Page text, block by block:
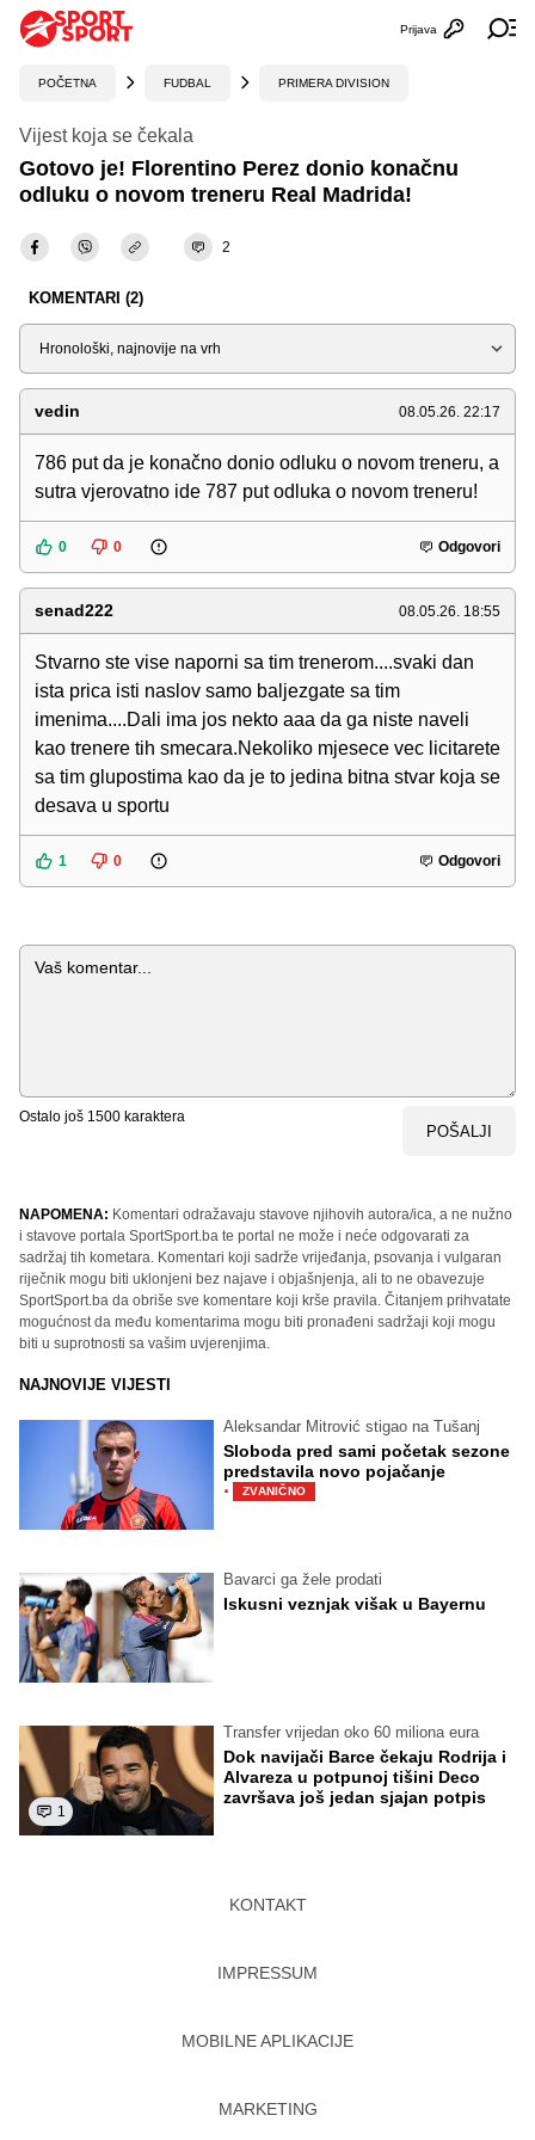
Otvori
Prijava
POČETNA FUDBAL PRIMERA DIVISION
Vijest koja se čekala
Gotovo je! Florentino Perez donio konačnu
odluku o novom treneru Real Madrida!
2
KOMENTARI (2)
Sortiraj
vedin 08.05.26. 22:17
786 put da je konačno donio odluku o novom treneru, a
sutra vjerovatno ide 787 put odluka o novom treneru!
0 0 Odgovori
senad222 08.05.26. 18:55
Stvarno ste vise naporni sa tim trenerom....svaki dan
ista prica isti naslov samo baljezgate sa tim
imenima....Dali ima jos nekto aaa da ga niste naveli
kao trenere tih smecara.Nekoliko mjesece vec licitarete
sa tim glupostima kao da je to jedina bitna stvar koja se
desava u sportu
1 0 Odgovori
Komentar
Ostalo još 1500 karaktera
POŠALJI
NAPOMENA: Komentari odražavaju stavove njihovih autora/ica, a ne nužno
i stavove portala SportSport.ba te portal ne može i neće odgovarati za
sadržaj tih kometara. Komentari koji sadrže vrijeđanja, psovanja i vulgaran
riječnik mogu biti uklonjeni bez najave i objašnjenja, ali to ne obavezuje
SportSport.ba da obriše sve komentare koji krše pravila. Čitanjem prihvatate
mogućnost da među komentarima mogu biti pronađeni sadržaji koji mogu
biti u suprotnosti sa vašim uvjerenjima.
NAJNOVIJE VIJESTI
Aleksandar Mitrović stigao na Tušanj
Sloboda pred sami početak sezone
predstavila novo pojačanje
· ZVANIČNO
Bavarci ga žele prodati
Iskusni veznjak višak u Bayernu
1
Transfer vrijedan oko 60 miliona eura
Dok navijači Barce čekaju Rodrija i
Alvareza u potpunoj tišini Deco
završava još jedan sjajan potpis
KONTAKT
IMPRESSUM
MOBILNE APLIKACIJE
MARKETING